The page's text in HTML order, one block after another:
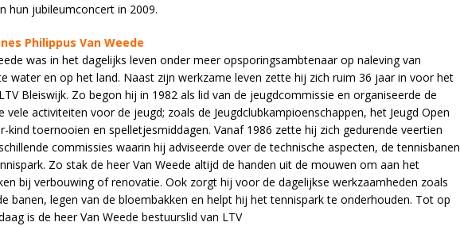
hun jubileumconcert in 2009.
Philippus Van Weede
was in het dagelijks leven onder meer opsporingsambtenaar op naleving van
water en op het land. Naast zijn werkzame leven zette hij zich ruim 36 jaar in voor het
Bleiswijk. Zo begon hij in 1982 als lid van de jeugdcommissie en organiseerde de
vele activiteiten voor de jeugd; zoals de Jeugdclubkampioenschappen, het Jeugd Open
kind toernooien en spelletjesmiddagen. Vanaf 1986 zette hij zich gedurende veertien
commissies waarin hij adviseerde over de technische aspecten, de tennisbanen
Zo stak de heer Van Weede altijd de handen uit de mouwen om aan het
bij verbouwing of renovatie. Ook zorgt hij voor de dagelijkse werkzaamheden zoals
banen, legen van de bloembakken en helpt hij het tennispark te onderhouden. Tot op
is de heer Van Weede bestuurslid van LTV